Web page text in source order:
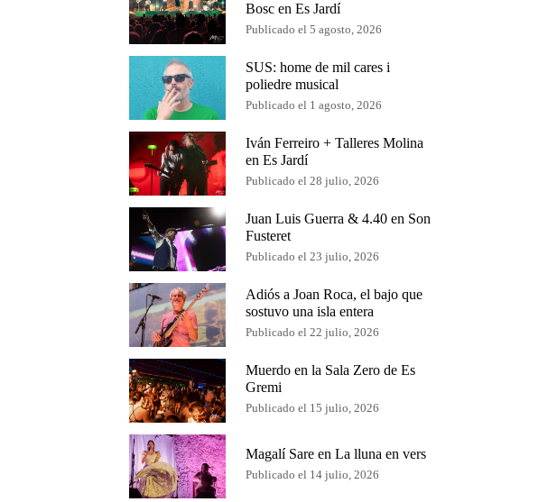
Bosc en Es Jardí
Publicado el 5 agosto, 2026
SUS: home de mil cares i
poliedre musical
Publicado el 1 agosto, 2026
Iván Ferreiro + Talleres Molina
en Es Jardí
Publicado el 28 julio, 2026
Juan Luis Guerra & 4.40 en Son
Fusteret
Publicado el 23 julio, 2026
Adiós a Joan Roca, el bajo que
sostuvo una isla entera
Publicado el 22 julio, 2026
Muerdo en la Sala Zero de Es
Gremi
Publicado el 15 julio, 2026
Magalí Sare en La lluna en vers
Publicado el 14 julio, 2026